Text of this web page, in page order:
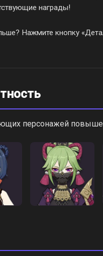
награды!
Нажмите кнопку
персонажей